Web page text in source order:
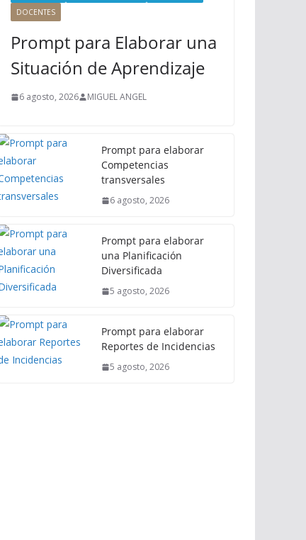
DOCENTES
Prompt para Elaborar una
Situación de Aprendizaje
6 agosto, 2026 MIGUEL ANGEL
Prompt para elaborar
Competencias
transversales
6 agosto, 2026
Prompt para elaborar
una Planificación
Diversificada
5 agosto, 2026
Prompt para elaborar
Reportes de Incidencias
5 agosto, 2026